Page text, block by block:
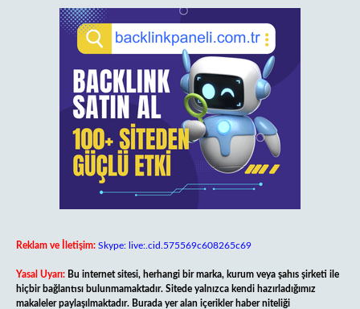
Reklam ve İletişim: Skype: live:.cid.575569c608265c69
Yasal Uyarı: Bu internet sitesi, herhangi bir marka, kurum veya şahıs şirketi ile
hiçbir bağlantısı bulunmamaktadır. Sitede yalnızca kendi hazırladığımız
makaleler paylaşılmaktadır. Burada yer alan içerikler haber niteliği